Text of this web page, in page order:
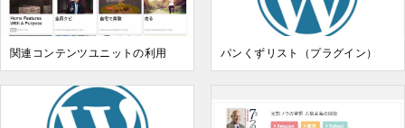
関連コンテンツユニットの利用 パンくずリスト（プラグイン）